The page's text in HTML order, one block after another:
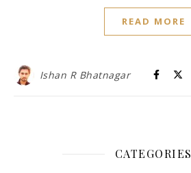
READ MORE
Ishan R Bhatnagar
CATEGORIES